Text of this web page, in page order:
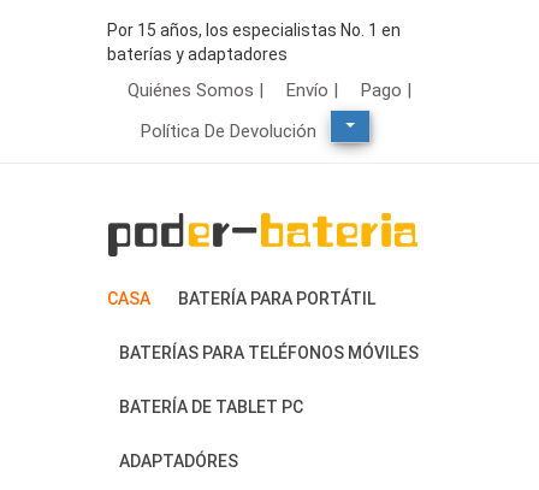
Por 15 años, los especialistas No. 1 en
baterías y adaptadores
Quiénes Somos | Envío |
Pago |
Política De Devolución
CASA BATERÍA PARA PORTÁTIL
BATERÍAS PARA TELÉFONOS MÓVILES
BATERÍA DE TABLET PC
ADAPTADÓRES